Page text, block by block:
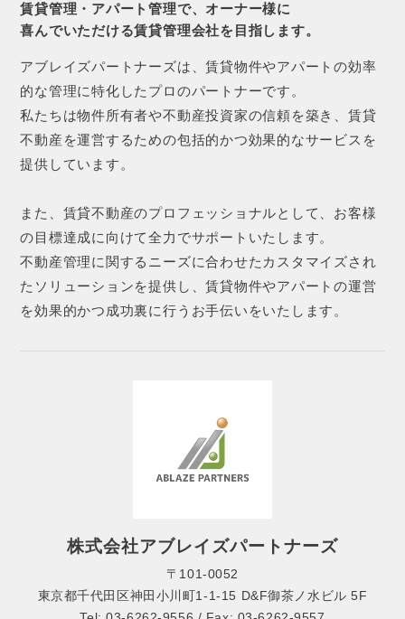
賃貸管理・アパート管理で、オーナー様に
喜んでいただける賃貸管理会社を目指します。
アブレイズパートナーズは、賃貸物件やアパートの効率
的な管理に特化したプロのパートナーです。
私たちは物件所有者や不動産投資家の信頼を築き、賃貸
不動産を運営するための包括的かつ効果的なサービスを
提供しています。
また、賃貸不動産のプロフェッショナルとして、お客様
の目標達成に向けて全力でサポートいたします。
不動産管理に関するニーズに合わせたカスタマイズされ
たソリューションを提供し、賃貸物件やアパートの運営
を効果的かつ成功裏に行うお手伝いをいたします。
株式会社アブレイズパートナーズ
〒101-0052
東京都千代田区神田小川町1-1-15 D&F御茶ノ水ビル 5F